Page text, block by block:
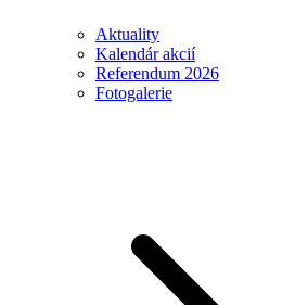
Aktuality
Kalendár akcií
Referendum 2026
Fotogalerie